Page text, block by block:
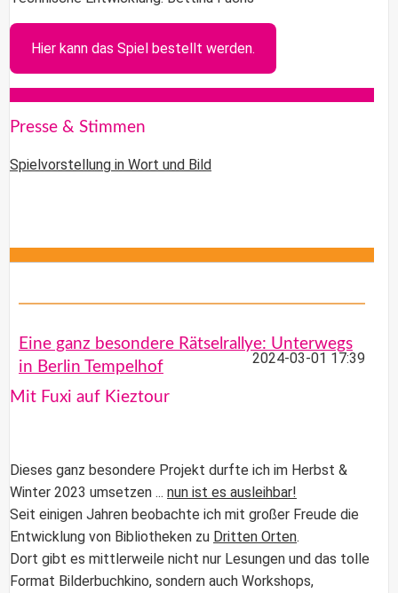
Hier kann das Spiel bestellt werden.
Presse & Stimmen
Spielvorstellung in Wort und Bild
2024-03-01 17:39
Eine ganz besondere Rätselrallye: Unterwegs
in Berlin Tempelhof
Mit Fuxi auf Kieztour
Dieses ganz besondere Projekt durfte ich im Herbst &
Winter 2023 umsetzen ... nun ist es ausleihbar!
Seit einigen Jahren beobachte ich mit großer Freude die
Entwicklung von Bibliotheken zu Dritten Orten.
Dort gibt es mittlerweile nicht nur Lesungen und das tolle
Format Bilderbuchkino, sondern auch Workshops,